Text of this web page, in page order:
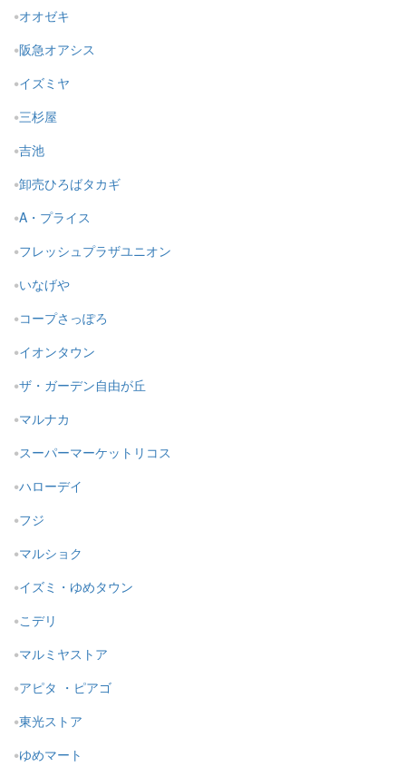
オオゼキ
阪急オアシス
イズミヤ
三杉屋
吉池
卸売ひろばタカギ
A・プライス
フレッシュプラザユニオン
いなげや
コープさっぽろ
イオンタウン
ザ・ガーデン自由が丘
マルナカ
スーパーマーケットリコス
ハローデイ
フジ
マルショク
イズミ・ゆめタウン
こデリ
マルミヤストア
アピタ ・ピアゴ
東光ストア
ゆめマート